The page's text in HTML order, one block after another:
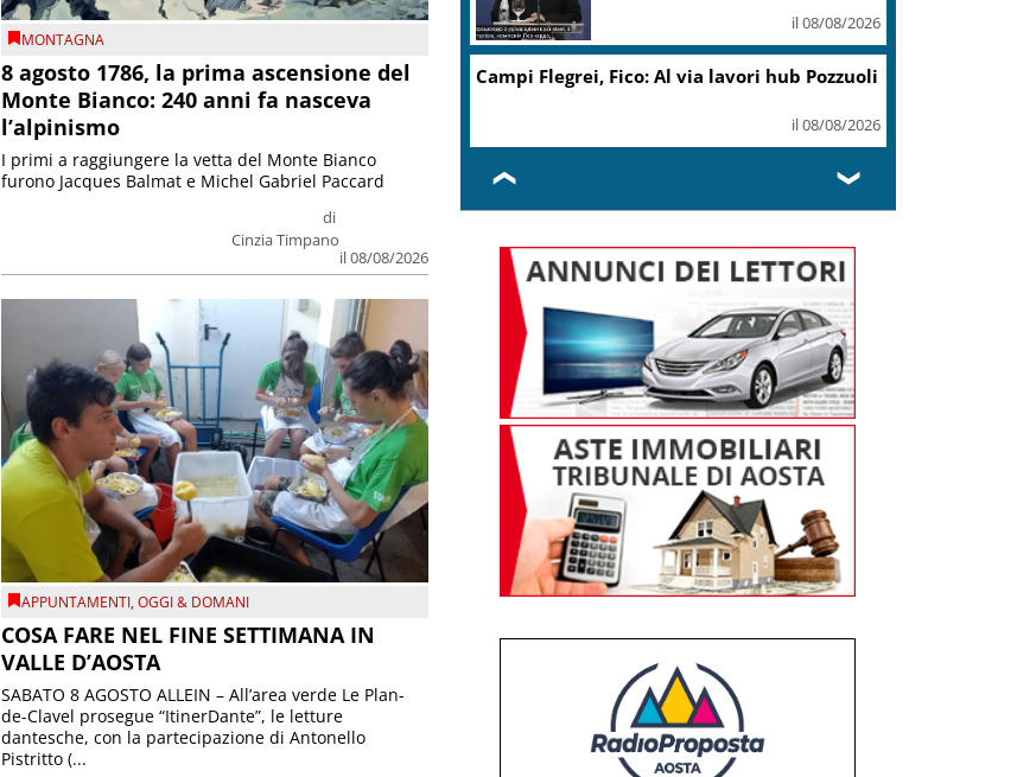
MONTAGNA
8 agosto 1786, la prima ascensione del
Monte Bianco: 240 anni fa nasceva
l’alpinismo
di
Cinzia Timpano
il 08/08/2026
I primi a raggiungere la vetta del Monte Bianco
furono Jacques Balmat e Michel Gabriel Paccard
APPUNTAMENTI,OGGI & DOMANI
COSA FARE NEL FINE SETTIMANA IN
VALLE D’AOSTA
SABATO 8 AGOSTO ALLEIN – All’area verde Le Plan-
de-Clavel prosegue “ItinerDante”, le letture
dantesche, con la partecipazione di Antonello
Pistritto (...
il 08/08/2026
Campi Flegrei, Fico: Al via lavori hub Pozzuoli
il 08/08/2026
❮ ❯